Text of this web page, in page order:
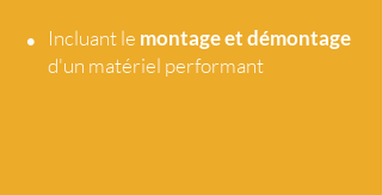
• Incluant le montage et démontage
d'un matériel performant